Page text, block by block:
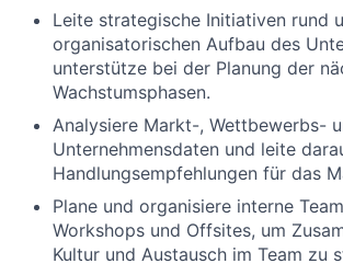
Leite strategische Initiativen rund
organisatorischen Aufbau des
unterstütze bei der Planung der
Wachstumsphasen.
Analysiere Markt-, Wettbewerbs-
Unternehmensdaten und leite
Handlungsempfehlungen für das
Plane und organisiere interne
Workshops und Offsites, um
Kultur und Austausch im Team zu